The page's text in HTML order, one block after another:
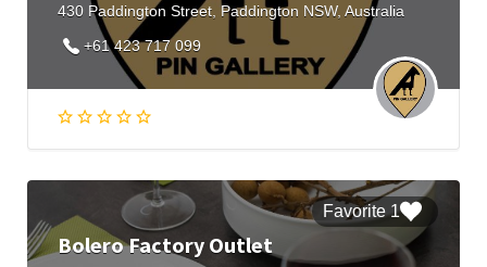
430 Paddington Street, Paddington NSW, Australia
+61 423 717 099
1 Favorite
Bolero Factory Outlet